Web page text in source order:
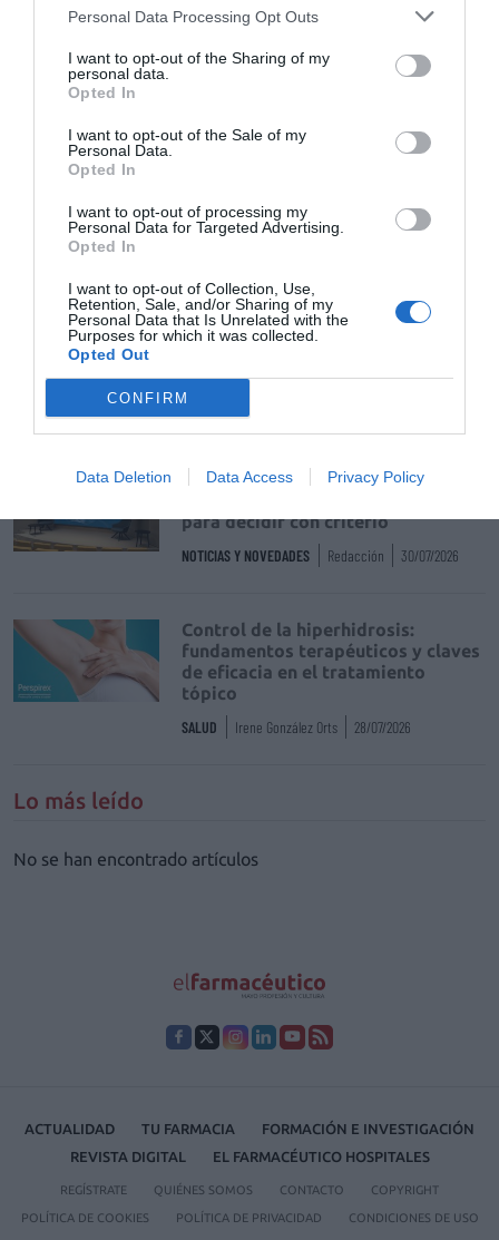
Personal Data Processing Opt Outs
I want to opt-out of the Sharing of my
personal data.
Opted In
I want to opt-out of the Sale of my
Personal Data.
Opted In
I want to opt-out of processing my
Personal Data for Targeted Advertising.
Opted In
I want to opt-out of Collection, Use,
Retention, Sale, and/or Sharing of my
Personal Data that Is Unrelated with the
Purposes for which it was collected.
Opted Out
CONFIRM
Data Deletion Data Access Privacy Policy
de uso humano: seguridad y
24 Congreso Nacional
Farmacéutico de Oviedo
La farmacia, un apoyo esencial en
NOTICIAS Y NOVEDADES
Nueva edición de Kardia Select
para decidir con criterio
NOTICIAS Y NOVEDADES Redacción 30/07/2026
Control de la hiperhidrosis:
fundamentos terapéuticos y claves
de eficacia en el tratamiento
tópico
SALUD Irene González Orts 28/07/2026
Lo más leído
No se han encontrado artículos
ACTUALIDAD TU FARMACIA
FORMACIÓN E INVESTIGACIÓN
REVISTA DIGITAL
EL FARMACÉUTICO HOSPITALES
REGÍSTRATE QUIÉNES SOMOS CONTACTO COPYRIGHT
POLÍTICA DE COOKIES POLÍTICA DE PRIVACIDAD CONDICIONES DE USO